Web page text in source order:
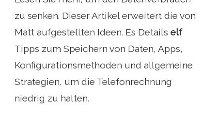
zu senken. Dieser Artikel erweitert die von
Matt aufgestellten Ideen. Es Details elf
Tipps zum Speichern von Daten, Apps,
Konfigurationsmethoden und allgemeine
Strategien, um die Telefonrechnung
niedrig zu halten.